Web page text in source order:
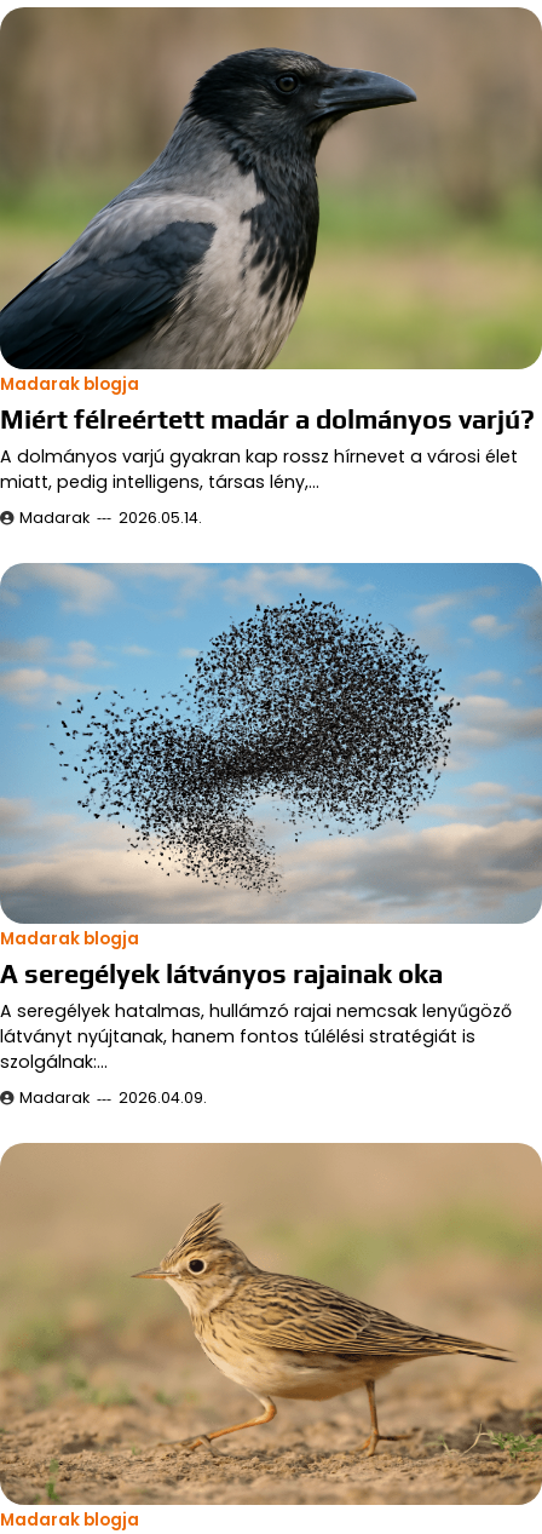
Madarak blogja
Miért félreértett madár a dolmányos varjú?
A dolmányos varjú gyakran kap rossz hírnevet a városi élet
miatt, pedig intelligens, társas lény,…
Madarak 2026.05.14.
Madarak blogja
A seregélyek látványos rajainak oka
A seregélyek hatalmas, hullámzó rajai nemcsak lenyűgöző
látványt nyújtanak, hanem fontos túlélési stratégiát is
szolgálnak:…
Madarak 2026.04.09.
Madarak blogja